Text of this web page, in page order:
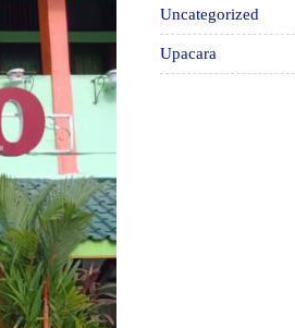
Uncategorized
Upacara